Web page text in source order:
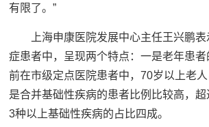
有限了。”
上海申康医院发展中心主任王兴鹏
症患者中，呈现两个特点：一是老年患者
前在市级定点医院患者中，70岁以上老
是合并基础性疾病的患者比例比较高，
3种以上基础性疾病的占比四成。